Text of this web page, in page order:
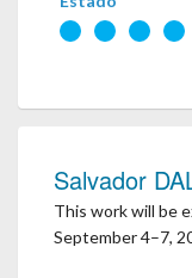
Salvador
This work will be
September 4–7,